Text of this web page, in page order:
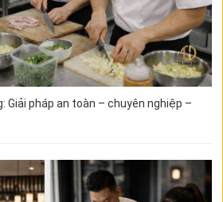
Giải pháp an toàn – chuyên nghiệp –